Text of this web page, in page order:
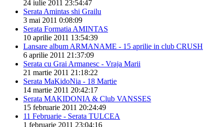
24 iulie 2011 23:54:47
Serata Amintas shi Grailu
3 mai 2011 0:08:09
Serata Formatia AMINTAS
10 aprilie 2011 13:54:39
Lansare album ARMANAME - 15 aprilie in club CRUSH
6 aprilie 2011 21:37:09
Serata cu Grai Armanesc - Vraja Marii
21 martie 2011 21:18:22
Serata MaKidoNia - 18 Martie
14 martie 2011 20:42:17
Serata MAKIDONIA & Club VANSSES
15 februarie 2011 20:24:49
11 Februarie - Serata TULCEA
1 februarie 2011 23:04:16